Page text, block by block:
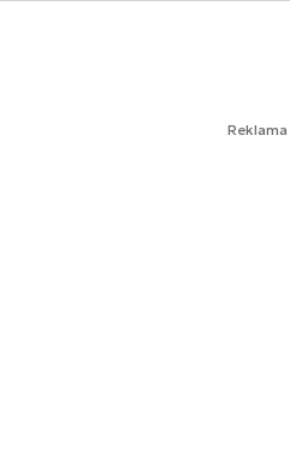
Reklama